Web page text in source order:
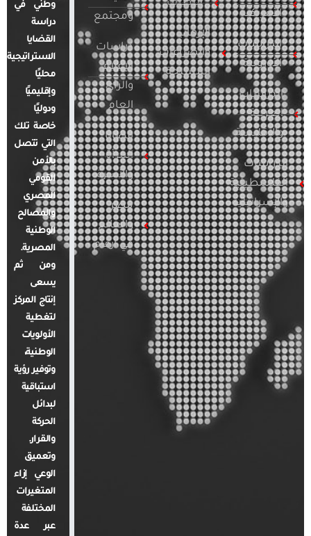
الأمريكية
الدراسات
الأوروبية
الدراسات
العربية
والإقليمية
الدراسات
الفلسطينية
والإسرائيلية
التطرف
الإرهاب
والصراعات
المسلحة
ومجتمع
دراسات
الإعلام
والرأي
العام
قضايا
المرأة
والأسرة
مصر
والعالم
في أرقام
وطني في
دراسة
القضايا
الاستراتيجية
محليًا
وإقليميًا
ودوليًا
خاصة تلك
التي تتصل
بالأمن
القومي
المصري
والمصالح
الوطنية
المصرية.
ومن ثم
يسعى
إنتاج المركز
لتغطية
الأولويات
الوطنية،
وتوفير رؤية
استباقية
لبدائل
الحركة
والقرار.
وتعميق
الوعي إزاء
المتغيرات
المختلفة
عبر عدة